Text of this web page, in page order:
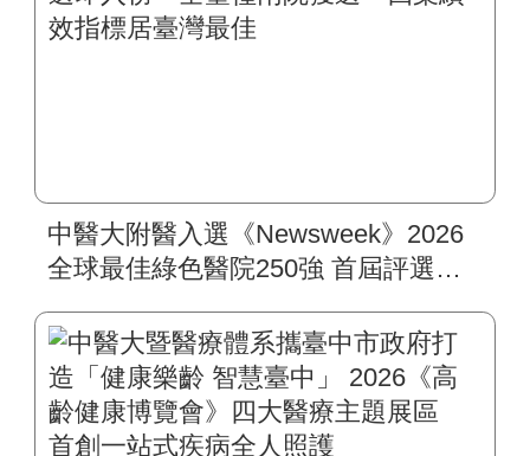
中醫大附醫入選《Newsweek》2026
全球最佳綠色醫院250強 首屆評選即
標居臺灣最佳